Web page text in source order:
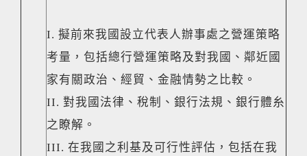
I. 擬前來我國設立代表人辦事處之營運策略
考量，包括總行營運策略及對我國、鄰近國
家有關政治、經貿、金融情勢之比較。
II. 對我國法律、稅制、銀行法規、銀行體糸
之瞭解。
III. 在我國之利基及可行性評估，包括在我